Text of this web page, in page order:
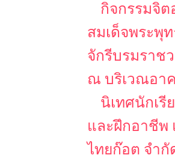
กิจกรรมจิต
สมเด็จพระพุ
จักรีบรมราช
ณ บริเวณอา
นิเทศนักเ
และฝึกอาชีพ
ไทยก๊อต จำกั